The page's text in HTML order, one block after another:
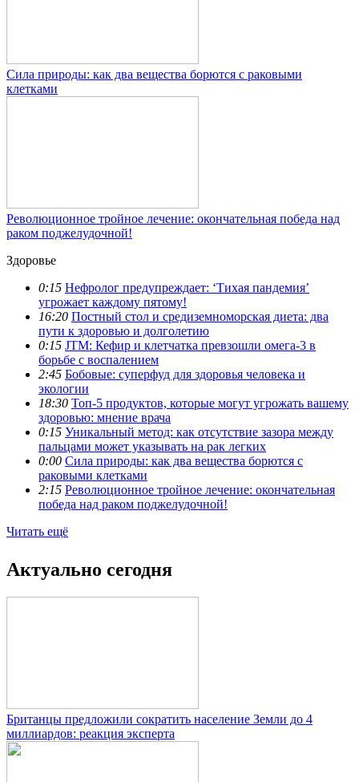
Сила природы: как два вещества борются с раковыми
клетками
Революционное тройное лечение: окончательная победа над
раком поджелудочной!
Здоровье
0:15 Нефролог предупреждает: ‘Тихая пандемия’
угрожает каждому пятому!
16:20 Постный стол и средиземноморская диета: два
пути к здоровью и долголетию
0:15 JTM: Кефир и клетчатка превзошли омега-3 в
борьбе с воспалением
2:45 Бобовые: суперфуд для здоровья человека и
экологии
18:30 Топ-5 продуктов, которые могут угрожать вашему
здоровью: мнение врача
0:15 Уникальный метод: как отсутствие зазора между
пальцами может указывать на рак легких
0:00 Сила природы: как два вещества борются с
раковыми клетками
2:15 Революционное тройное лечение: окончательная
победа над раком поджелудочной!
Читать ещё
Актуально сегодня
Британцы предложили сократить население Земли до 4
миллиардов: реакция эксперта